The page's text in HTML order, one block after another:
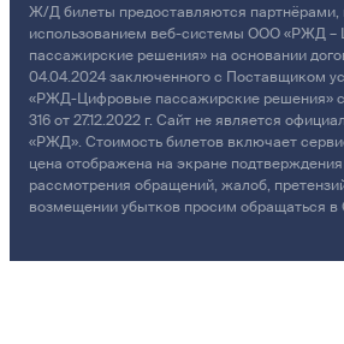
Ж/Д билеты предоставляются партнёрами,
использованием веб-системы ООО «РЖД –
пассажирские решения» на основании
04.04.2024 заключенного с Поставщиком
«РЖД-Цифровые пассажирские
316 от 27.12.2022 г. Сайт не является
«РЖД». Стоимость билетов включает
цена отображена на экране
рассмотрения обращений, жалоб,
возмещении убытков просим обращаться